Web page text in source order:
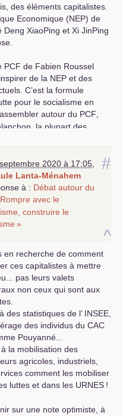
des éléments capitalistes.
Economique (NEP) de
Deng XiaoPing et Xi JinPing
PCF de Fabien Roussel
de la NEP et des
C’est la formule
pour le socialisme en
autour du PCF
la plupart des
#
^
2020 à 17:05
Lanta-Ménahem
à : Débat autour du
Rompre avec le
construire le
»
en recherche de comment
ces capitalistes à mettre
pas leurs valets
non ceux qui sont aux
des statistiques de l’ INSEE
des individus du CAC
Pouyanné...
la mobilisation des
agricoles, industriels,
comment les mobiliser
luttes et dans les URNES !
sur une note optimiste, à